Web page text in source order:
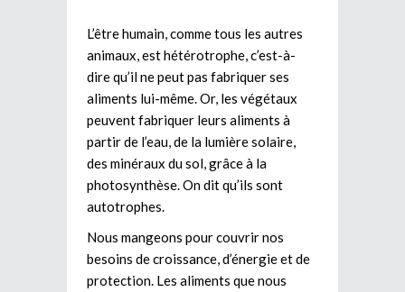
L’être humain, comme tous les autres
animaux, est hétérotrophe, c’est-à-
dire qu’il ne peut pas fabriquer ses
aliments lui-même. Or, les végétaux
peuvent fabriquer leurs aliments à
partir de l’eau, de la lumière solaire,
des minéraux du sol, grâce à la
photosynthèse. On dit qu’ils sont
autotrophes.
Nous mangeons pour couvrir nos
besoins de croissance, d’énergie et de
protection. Les aliments que nous